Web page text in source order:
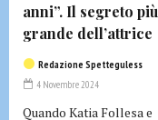
anni”. Il segreto più
grande dell’attrice
Redazione Spetteguless
4 Novembre 2024
Quando Katia Follesa e